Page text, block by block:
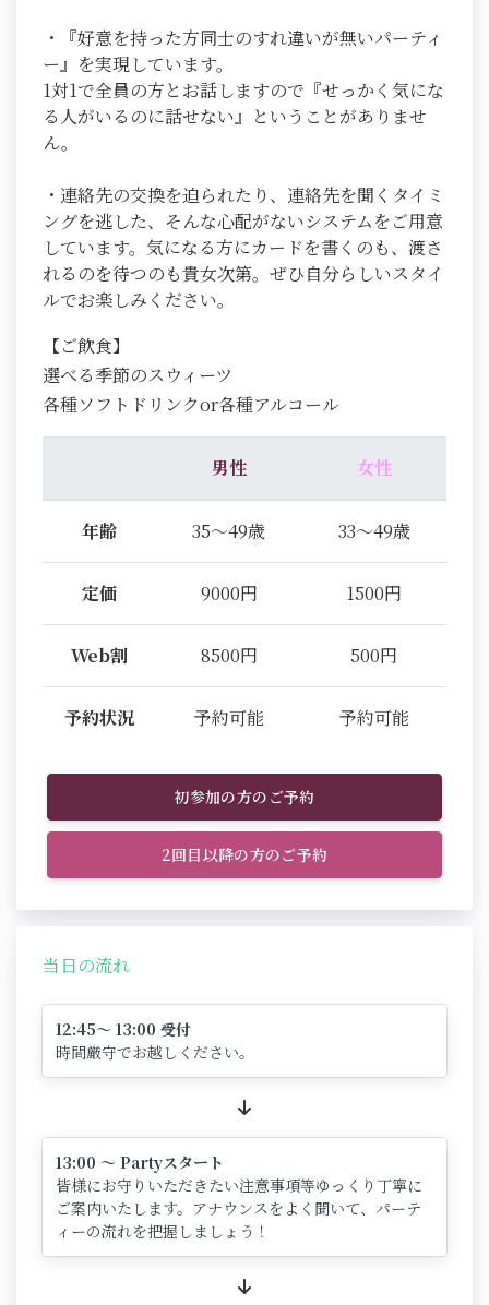
・『好意を持った方同士のすれ違いが無いパーティ
ー』を実現しています。
1対1で全員の方とお話しますので『せっかく気にな
る人がいるのに話せない』ということがありませ
ん。
・連絡先の交換を迫られたり、連絡先を聞くタイミ
ングを逃した、そんな心配がないシステムをご用意
しています。気になる方にカードを書くのも、渡さ
れるのを待つのも貴女次第。ぜひ自分らしいスタイ
ルでお楽しみください。
【ご飲食】
選べる季節のスウィーツ
各種ソフトドリンクor各種アルコール
男性 女性
年齢 35～49歳 33～49歳
定価 9000円 1500円
Web割 8500円 500円
予約状況 予約可能 予約可能
初参加の方のご予約
2回目以降の方のご予約
当日の流れ
12:45～ 13:00 受付
時間厳守でお越しください。
13:00 ～ Partyスタート
皆様にお守りいただきたい注意事項等ゆっくり丁寧に
ご案内いたします。アナウンスをよく聞いて、パーテ
ィーの流れを把握しましょう！